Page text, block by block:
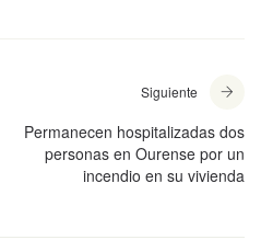
Siguiente
Permanecen hospitalizadas dos
personas en Ourense por un
incendio en su vivienda